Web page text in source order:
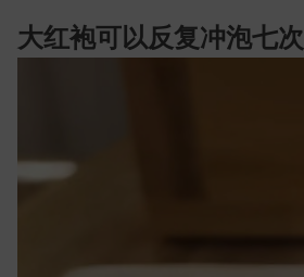
茶
大红袍可以反复冲泡七次